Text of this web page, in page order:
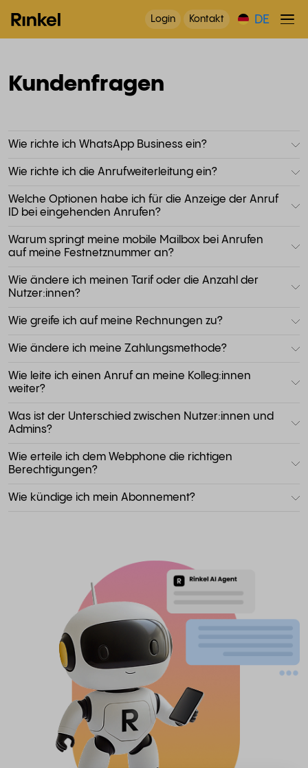
Login Kontakt DE
Kundenfragen
Wie richte ich WhatsApp Business ein?
Wie richte ich die Anrufweiterleitung ein?
Welche Optionen habe ich für die Anzeige der Anruf
ID bei eingehenden Anrufen?
Warum springt meine mobile Mailbox bei Anrufen
auf meine Festnetznummer an?
Wie ändere ich meinen Tarif oder die Anzahl der
Nutzer:innen?
Wie greife ich auf meine Rechnungen zu?
Wie ändere ich meine Zahlungsmethode?
Wie leite ich einen Anruf an meine Kolleg:innen
weiter?
Was ist der Unterschied zwischen Nutzer:innen und
Admins?
Wie erteile ich dem Webphone die richtigen
Berechtigungen?
Wie kündige ich mein Abonnement?